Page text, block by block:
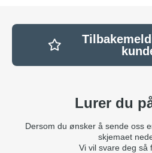
Lurer du
Dersom du ønsker å sende oss
skjemaet
Vi vil svare deg så